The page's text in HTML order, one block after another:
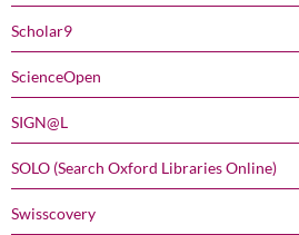
Scholar9
ScienceOpen
SIGN@L
SOLO (Search Oxford Libraries Online)
Swisscovery